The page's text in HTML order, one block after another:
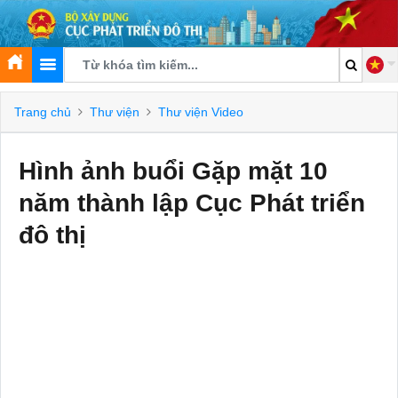
Trang chủ Thư viện Thư viện Video
Hình ảnh buổi Gặp mặt 10
năm thành lập Cục Phát triển
đô thị